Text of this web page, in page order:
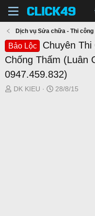
Dịch vụ Sửa chữa - Thi
Bảo Lộc
Chuyên
Chống Thấm (Luân
0947.459.832)
T
DK KIEU
N
28/8/15